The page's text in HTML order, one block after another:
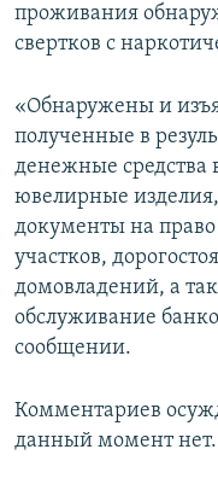
проживания
свертков с
«Обнаружены и
полученные в
денежные средства
ювелирные
документы на
участков,
домовладений, а
обслуживание
сообщении.
Комментариев
данный момент нет.